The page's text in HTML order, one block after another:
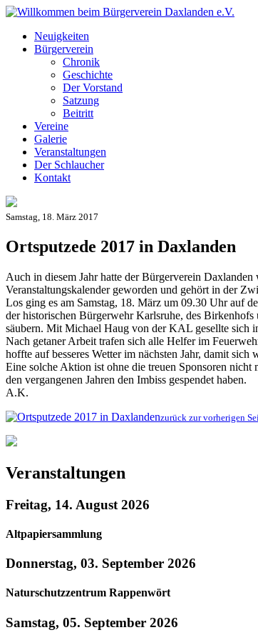
Neuigkeiten
Bürgerverein
Chronik
Geschichte
Der Vorstand
Satzung
Beitritt
Vereine
Galerie
Veranstaltungen
Der Schlaucher
Kontakt
Samstag, 18. März 2017
Ortsputzede 2017 in Daxlanden
Auch in diesem Jahr hatte der Bürgerverein
Veranstaltungskalender geworden und gehört in der
Los ging es am Samstag, 18. März um 09.30 Uhr auf
der historischen Bürgerwehr Karlsruhe, des
säubern. Mit Michael Haug von der KAL gesellte sich
Nach getaner Arbeit trafen sich alle Helfer im
hoffte auf besseres Wetter im nächsten Jahr, damit
Eine solche Aktion ist ohne die treuen Sponsoren
den vergangenen Jahren den Imbiss gespendet haben.
A.K.
zurück zur vorherigen
Veranstaltungen
Freitag, 14. August 2026
Altpapiersammlung
Donnerstag, 03. September 2026
Naturschutzzentrum Rappenwört
Samstag, 05. September 2026